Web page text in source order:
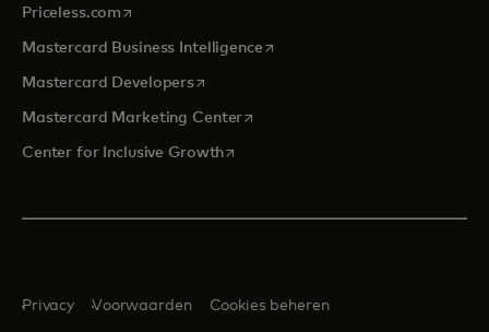
Priceless.com opens in a new tab
Mastercard Business Intelligenceopens in a new tab
Mastercard Developersopens in a new tab
Mastercard Marketing Centeropens in a new tab
Center for Inclusive Growthopens in a new tab
Privacy Voorwaarden Cookies beheren